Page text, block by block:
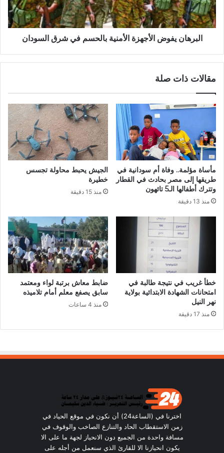
شرق
السودان
البرهان يفوض الأجهزة الأمنية بالحسم في شرق السودان
مقالات ذات صلة
مأساة مؤلمة.. وفاة أم سودانية في
طريقها إلى مصر بحادث في القطار
وتترك أطفالها الـ5 تائهون
منذ 13 دقيقة
الجيش يحبط محاولة تجسس
خطيرة
منذ 15 دقيقة
خطأ غريب في نتيجة طالبة في
امتحانات الشهادة الابتدائية بولاية
نهر النيل
منذ 17 دقيقة
ضابط معاش برتبة لواء ومعتمد
سابق يصفع معلم أمام تلاميذه
منذ 4 ساعات
اخترنا في (الساعة24) أن نكون في موقع الحياد في
زمن الاستقطاب الحاد والتنازع الصاخب والوقوف في
مسافة واحدة من الجميع دون الانحياز لجهة ما على الا
يكون انحيازنا الا للقارئ الذي سنعمل من أجله على